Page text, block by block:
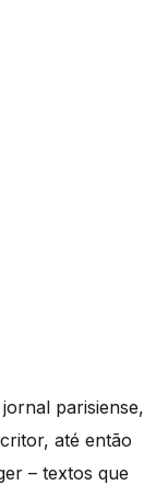
parisiense,
até então
– textos que